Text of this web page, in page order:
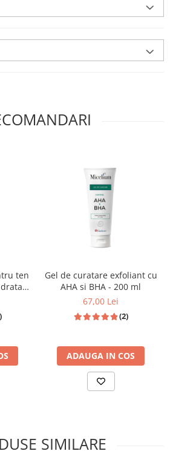
ten
-
Gel de curatare exfoliant cu
AHA si BHA - 200 ml
67,00 Lei
(2)
ADAUGA IN COS
SIMILARE